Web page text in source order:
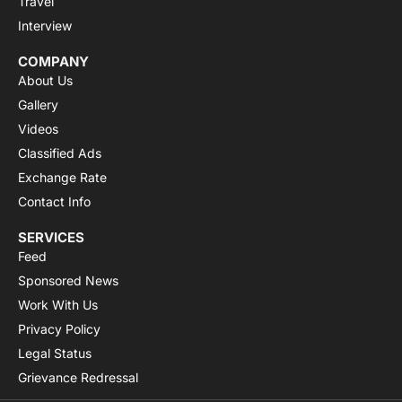
Interview
COMPANY
About Us
Gallery
Videos
Classified Ads
Exchange Rate
Contact Info
SERVICES
Feed
Sponsored News
Work With Us
Privacy Policy
Legal Status
Grievance Redressal